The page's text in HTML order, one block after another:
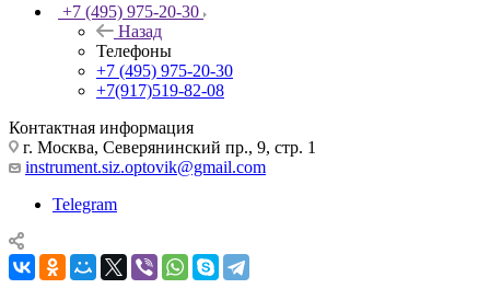
+7 (495) 975-20-30
Назад
Телефоны
+7 (495) 975-20-30
+7(917)519-82-08
Контактная информация
г. Москва, Северянинский пр., 9, стр. 1
instrument.siz.optovik@gmail.com
Telegram